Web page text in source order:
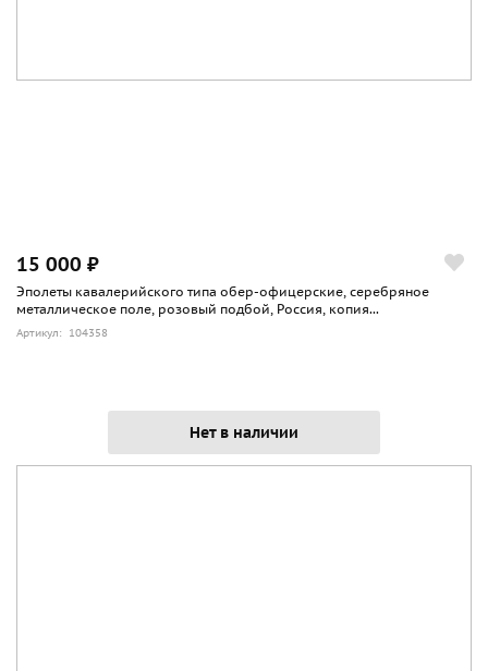
15 000 ₽
Эполеты кавалерийского типа обер-офицерские, серебряное
металлическое поле, розовый подбой, Россия, копия...
Артикул: 104358
Нет в наличии